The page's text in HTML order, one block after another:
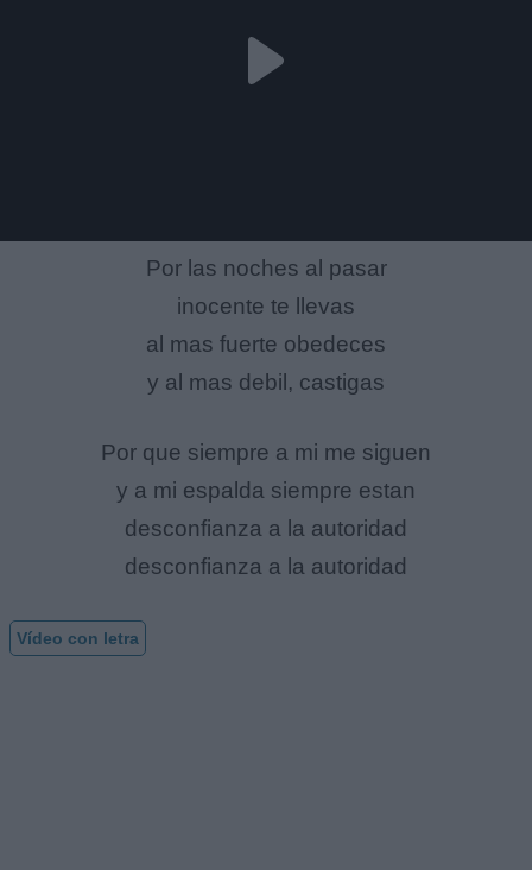
Por las noches al pasar
inocente te llevas
al mas fuerte obedeces
y al mas debil, castigas
Por que siempre a mi me siguen
y a mi espalda siempre estan
desconfianza a la autoridad
desconfianza a la autoridad
Vídeo con letra